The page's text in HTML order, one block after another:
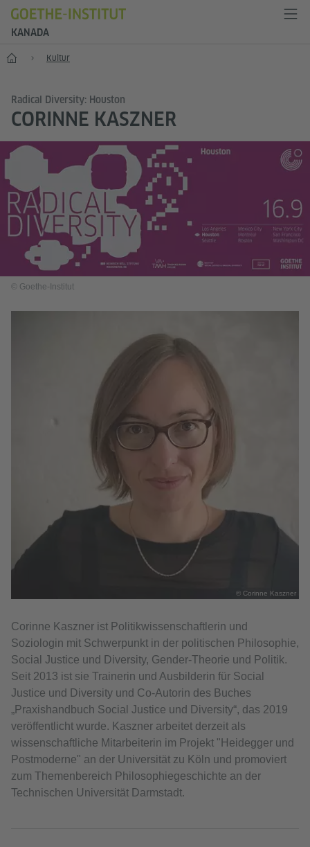
KANADA
Start Kultur
Radical Diversity: Houston
​CORINNE KASZNER
© Goethe-Institut
© Corinne Kaszner
Corinne Kaszner ist Politikwissenschaftlerin und
Soziologin mit Schwerpunkt in der politischen Philosophie,
Social Justice und Diversity, Gender-Theorie und Politik.
Seit 2013 ist sie Trainerin und Ausbilderin für Social
Justice und Diversity und Co-Autorin des Buches
„Praxishandbuch Social Justice und Diversity“, das 2019
veröffentlicht wurde. Kaszner arbeitet derzeit als
wissenschaftliche Mitarbeiterin im Projekt "Heidegger und
Postmoderne" an der Universität zu Köln und promoviert
zum Themenbereich Philosophiegeschichte an der
Technischen Universität Darmstadt.